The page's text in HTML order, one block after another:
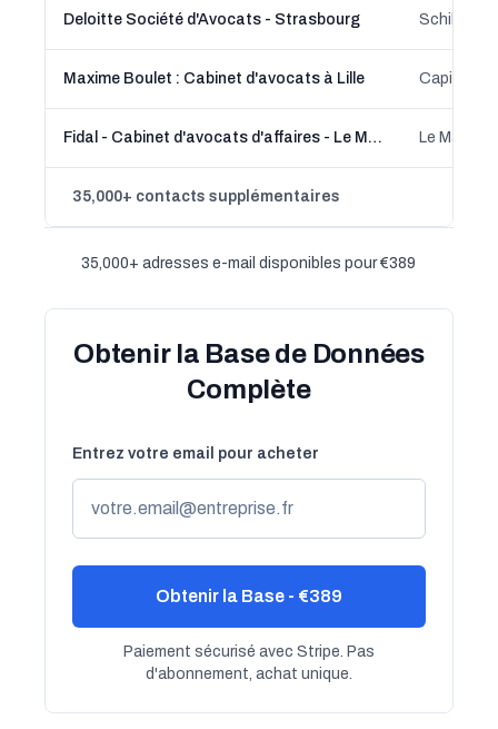
Deloitte Société d'Avocats - Strasbourg
Maxime Boulet : Cabinet d'avocats à Lille
Fidal - Cabinet d'avocats d'affaires - Le Mans Le Mans,
35,000+ contacts supplémentaires
35,000+ adresses e-mail disponibles pour €389
Obtenir la Base de Données
Complète
Entrez votre email pour acheter
Obtenir la Base - €389
Paiement sécurisé avec Stripe. Pas
d'abonnement, achat unique.